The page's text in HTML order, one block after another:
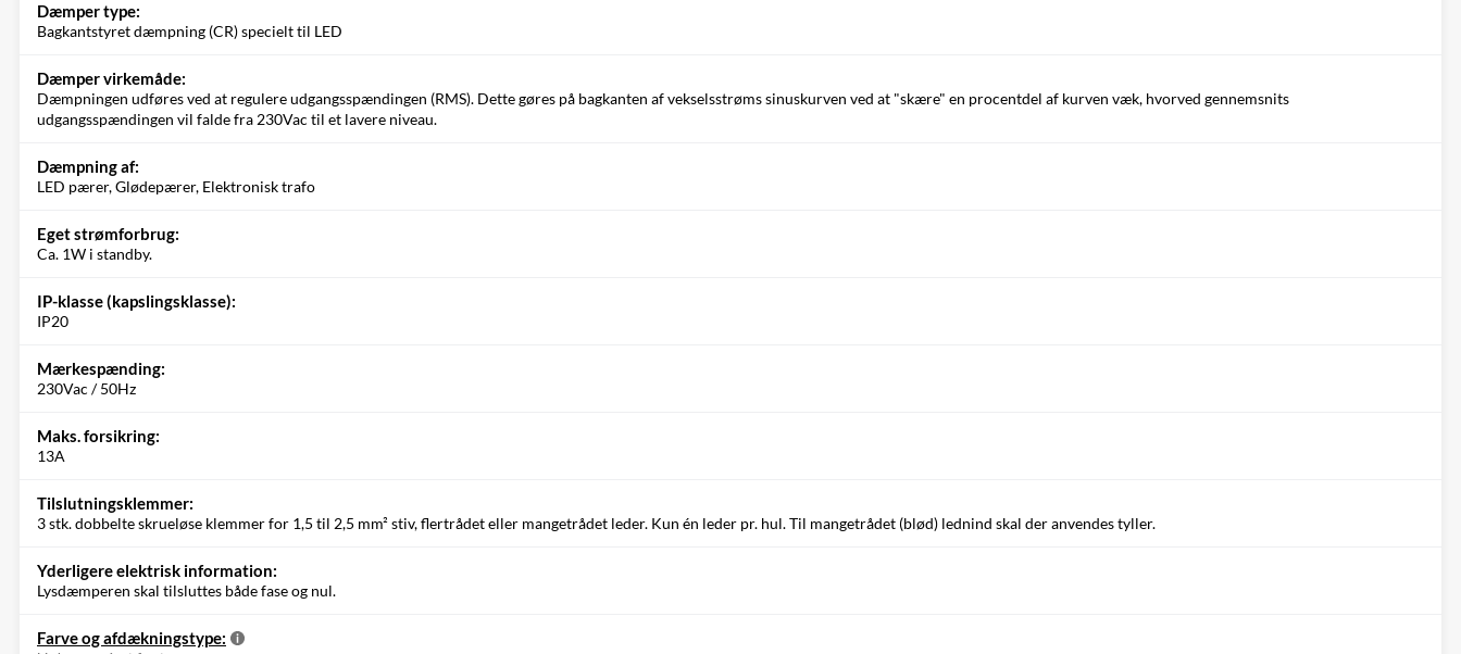
Dæmper type:
Bagkantstyret dæmpning (CR) specielt til LED
Dæmper virkemåde:
Dæmpningen udføres ved at regulere udgangsspændingen (RMS). Dette gøres på bagkanten af vekselsstrøms sinuskurven ved at "skære" en procentdel af kurven væk, hvorved gennemsnits
udgangsspændingen vil falde fra 230Vac til et lavere niveau.
Dæmpning af:
LED pærer, Glødepærer, Elektronisk trafo
Eget strømforbrug:
Ca. 1W i standby.
IP-klasse (kapslingsklasse):
IP20
Mærkespænding:
230Vac / 50Hz
Maks. forsikring:
13A
Tilslutningsklemmer:
3 stk. dobbelte skrueløse klemmer for 1,5 til 2,5 mm² stiv, flertrådet eller mangetrådet leder. Kun én leder pr. hul. Til mangetrådet (blød) lednind skal der anvendes tyller.
Yderligere elektrisk information:
Lysdæmperen skal tilsluttes både fase og nul.
Farve og afdækningstype: